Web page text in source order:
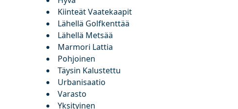
Kiinteät Vaatekaapit
Lähellä Golfkenttää
Lähellä Metsää
Marmori Lattia
Pohjoinen
Täysin Kalustettu
Urbanisaatio
Varasto
Yksityinen